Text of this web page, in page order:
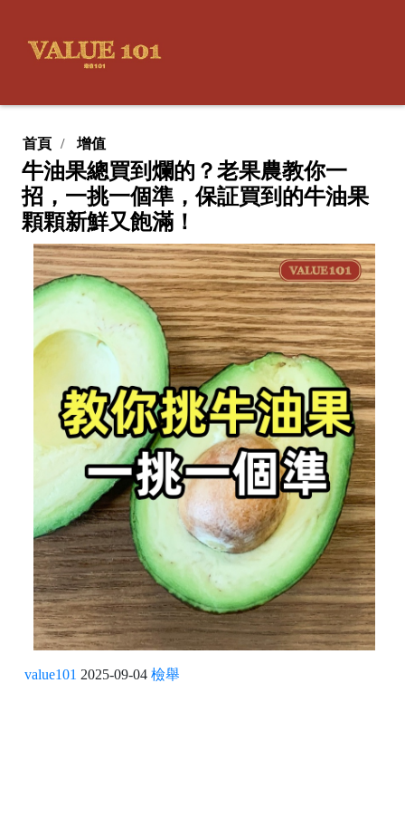
首頁 增值
牛油果總買到爛的？老果農教你一
招，一挑一個準，保証買到的牛油果
顆顆新鮮又飽滿！
value101 2025-09-04 檢舉